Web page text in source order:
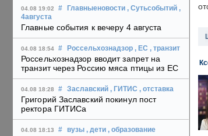
04.08 19:02 # Главныеновости , Сутьсобытий ,
4августа
Главные события к вечеру 4 августа
04.08 18:54 # Россельхознадзор , ЕС , транзит
Россельхознадзор вводит запрет на
транзит через Россию мяса птицы из ЕС
04.08 18:28 # Заславский , ГИТИС , отставка
Григорий Заславский покинул пост
ректора ГИТИСа
04.08 18:13 # вузы , дети , образование